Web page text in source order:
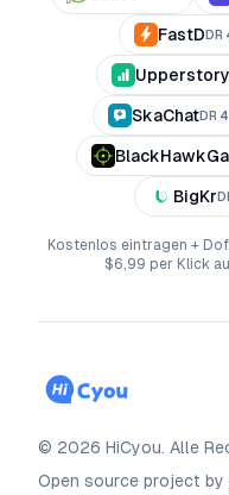
FastD DR
Upperstory
SkaChatDR
BigKr
Kostenlos eintragen +
$6,99 per Klick
© 2026 HiCyou. Alle
Open source project by